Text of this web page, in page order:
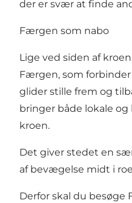
der er svær at finde
Færgen som nabo
Lige ved siden af
Færgen, som
glider stille frem og
bringer både lokale
kroen.
Det giver stedet en
af bevægelse midt i
Derfor skal du